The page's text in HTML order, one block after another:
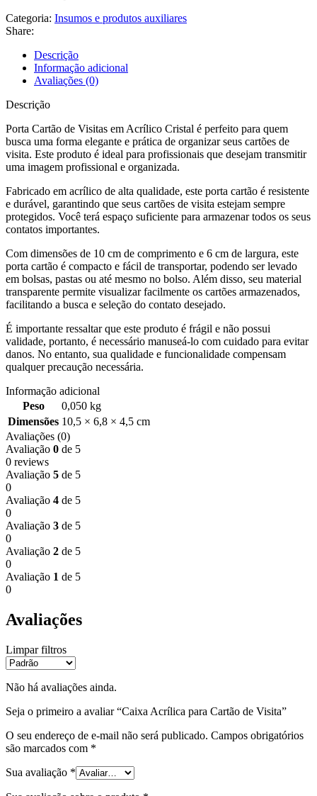
Categoria: Insumos e produtos auxiliares
Share:
Descrição
Informação adicional
Avaliações (0)
Descrição
Porta Cartão de Visitas em Acrílico Cristal é perfeito para quem
busca uma forma elegante e prática de organizar seus cartões de
visita. Este produto é ideal para profissionais que desejam transmitir
uma imagem profissional e organizada.
Fabricado em acrílico de alta qualidade, este porta cartão é resistente
e durável, garantindo que seus cartões de visita estejam sempre
protegidos. Você terá espaço suficiente para armazenar todos os seus
contatos importantes.
Com dimensões de 10 cm de comprimento e 6 cm de largura, este
porta cartão é compacto e fácil de transportar, podendo ser levado
em bolsas, pastas ou até mesmo no bolso. Além disso, seu material
transparente permite visualizar facilmente os cartões armazenados,
facilitando a busca e seleção do contato desejado.
É importante ressaltar que este produto é frágil e não possui
validade, portanto, é necessário manuseá-lo com cuidado para evitar
danos. No entanto, sua qualidade e funcionalidade compensam
qualquer precaução necessária.
Informação adicional
Peso
0,050 kg
Dimensões 10,5 × 6,8 × 4,5 cm
Avaliações (0)
Avaliação 0 de 5
0 reviews
Avaliação 5 de 5
0
Avaliação 4 de 5
0
Avaliação 3 de 5
0
Avaliação 2 de 5
0
Avaliação 1 de 5
0
Avaliações
Limpar filtros
Não há avaliações ainda.
Seja o primeiro a avaliar “Caixa Acrílica para Cartão de Visita”
O seu endereço de e-mail não será publicado. Campos obrigatórios
são marcados com *
Sua avaliação *